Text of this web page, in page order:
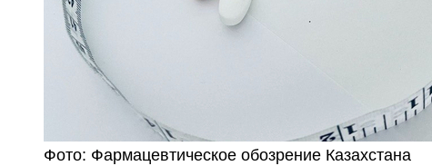
Фото: Фармацевтическое обозрение Казахстана